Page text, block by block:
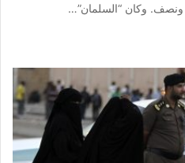
ونصف. وكان “السلمان”…